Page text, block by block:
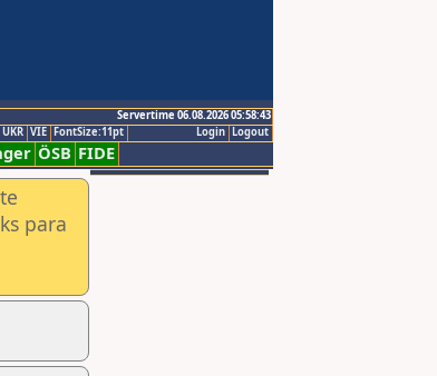
Servertime 06.08.2026 05:58:43
Logout
Login
UKR VIE FontSize:11pt
ÖSB FIDE
para